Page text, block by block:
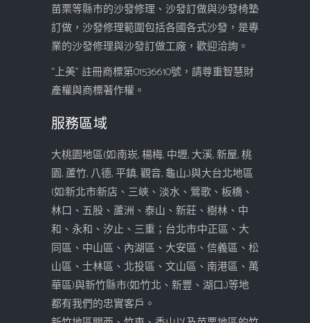
苗栗等縣市的沙發修理、沙發訂做與沙發椅墊
訂做，沙發修理範圍包括各國各式沙發，是專
業的沙發修理與沙發訂做工廠，歡迎洽詢。
“上美” 註冊商標第01536610號，請尊重智慧財
產權與商標著作權。
服務區域
大桃園地區(如:南崁, 楊梅, 中壢, 大溪, 新屋, 桃
園, 蘆竹, 八德, 平鎮, 觀音, 龜山...)與大台北地區
(如:新北市:新店、三峽、淡水、鶯歌、板橋、
林口、五股、蘆洲、泰山、新莊、樹林、中
和、永和、汐止、三重；台北市:中正區、大
同區、中山區、內湖區、大安區、信義區、松
山區、士林區、北投區、文山區、南港區、萬
華區)與新竹縣市(如:竹北、新豐、湖口...)等地
都有我們的忠實客戶。